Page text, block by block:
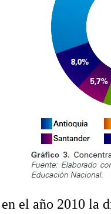
en el año 2010